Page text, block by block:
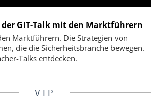
der GIT-Talk mit den Marktführern
Marktführern. Die Strategien von
die die Sicherheitsbranche bewegen.
Talks entdecken.
VIP